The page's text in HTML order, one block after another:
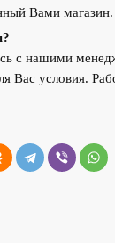
Вами магазин.
с нашими
Вас условия.